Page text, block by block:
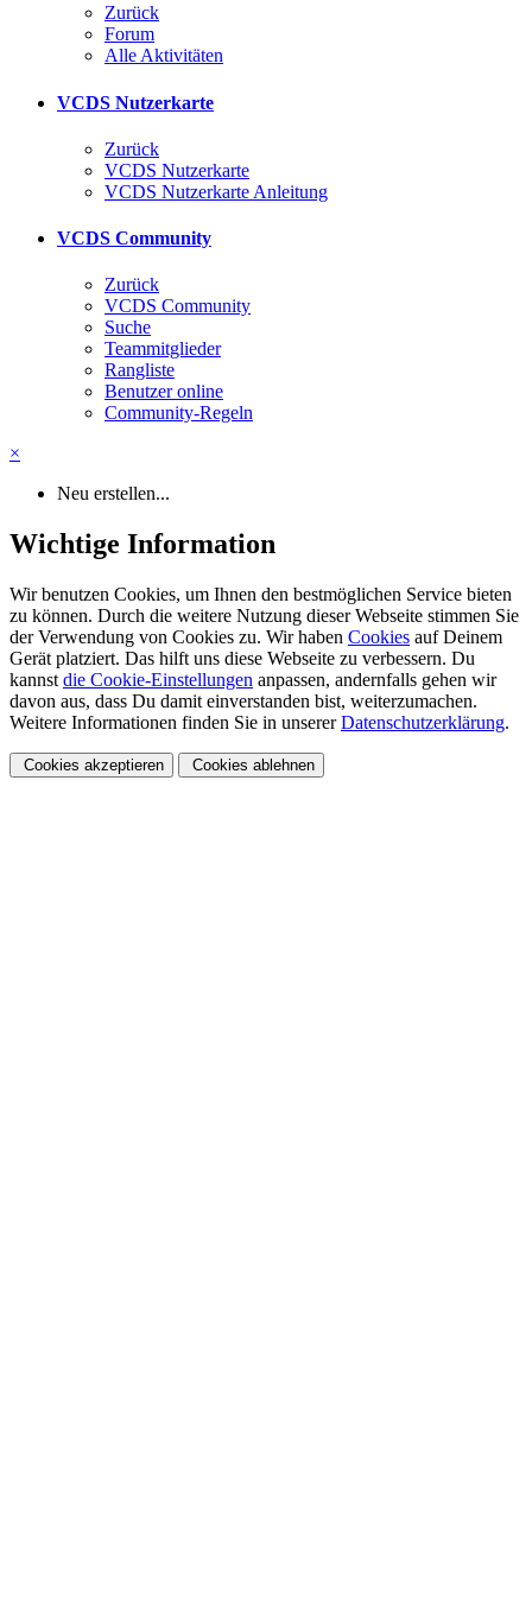
Zurück
Forum
Alle Aktivitäten
VCDS Nutzerkarte
Zurück
VCDS Nutzerkarte
VCDS Nutzerkarte Anleitung
VCDS Community
Zurück
VCDS Community
Suche
Teammitglieder
Rangliste
Benutzer online
Community-Regeln
×
Neu erstellen...
Wichtige Information
Wir benutzen Cookies, um Ihnen den bestmöglichen Service bieten
zu können. Durch die weitere Nutzung dieser Webseite stimmen Sie
der Verwendung von Cookies zu. Wir haben Cookies auf Deinem
Gerät platziert. Das hilft uns diese Webseite zu verbessern. Du
kannst die Cookie-Einstellungen anpassen, andernfalls gehen wir
davon aus, dass Du damit einverstanden bist, weiterzumachen.
Weitere Informationen finden Sie in unsererDatenschutzerklärung.
Cookies akzeptieren Cookies ablehnen